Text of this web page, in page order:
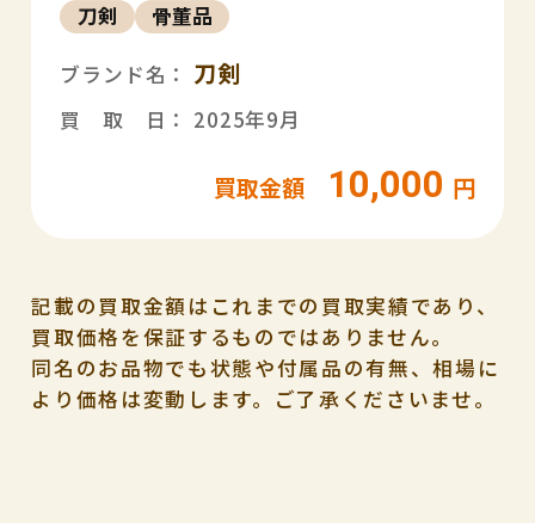
刀剣 骨董品
ブランド名： 刀剣
買 取 日： 2025年9月
買取金額 10,000 円
記載の買取金額はこれまでの買取実績であり、
買取価格を保証するものではありません。
同名のお品物でも状態や付属品の有無、相場に
より価格は変動します。ご了承くださいませ。